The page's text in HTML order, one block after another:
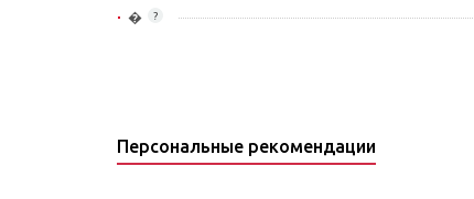
?
�
Персональные рекомендации